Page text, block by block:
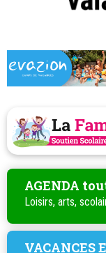
AGENDA
Loisirs, arts,
VACANCES